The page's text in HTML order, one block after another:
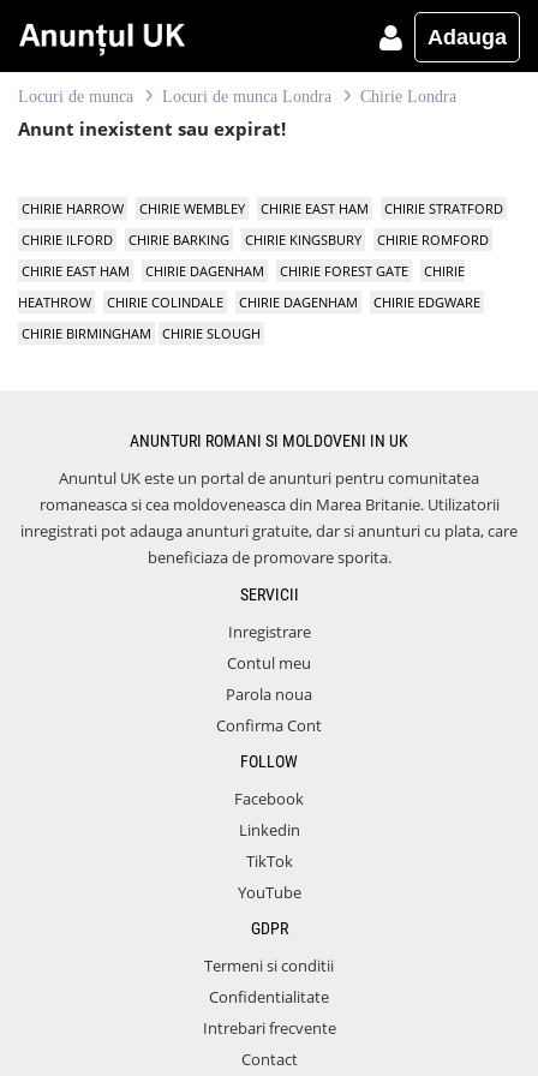
Adauga
Locuri de munca Locuri de munca Londra Chirie Londra
Anunt inexistent sau expirat!
CHIRIE HARROW CHIRIE WEMBLEY CHIRIE EAST HAM
CHIRIE STRATFORD
CHIRIE ILFORD
CHIRIE BARKING CHIRIE KINGSBURY
CHIRIE ROMFORD
CHIRIE EAST HAM
CHIRIE DAGENHAM CHIRIE FOREST GATE
CHIRIE
HEATHROW
CHIRIE COLINDALE CHIRIE DAGENHAM
CHIRIE EDGWARE
CHIRIE BIRMINGHAM
CHIRIE SLOUGH
ANUNTURI ROMANI SI MOLDOVENI IN UK
Anuntul UK este un portal de anunturi pentru comunitatea
romaneasca si cea moldoveneasca din Marea Britanie. Utilizatorii
inregistrati pot adauga anunturi gratuite, dar si anunturi cu plata, care
beneficiaza de promovare sporita.
SERVICII
Inregistrare
Contul meu
Parola noua
Confirma Cont
FOLLOW
Facebook
Linkedin
TikTok
YouTube
GDPR
Termeni si conditii
Confidentialitate
Intrebari frecvente
Contact